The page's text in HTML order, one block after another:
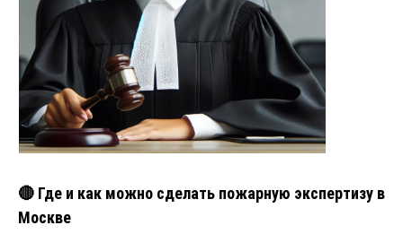
🔴 Где и как можно сделать пожарную экспертизу в
Москве